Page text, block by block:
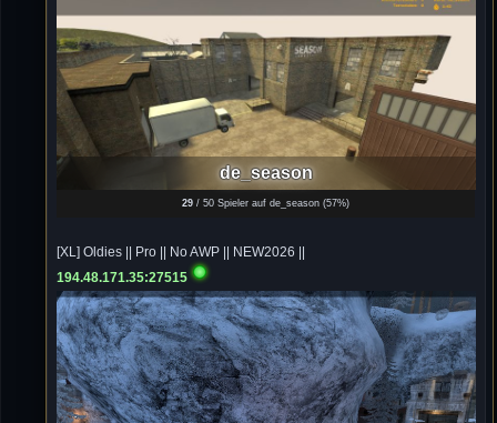
DieWildeHilde
10.07.2026 / 12:48
Happy Birthday Chickpea
Hallo meine Lieben!
Isimiyaki
10.07.2026 / 00:34
Alles gute chickpea
Mojochilla
02.07.2026 / 15:53
Was geht aaaaaaaaaaaab
de_season
29 / 50 Spieler auf de_season (57%)
[XL] Oldies || Pro || No AWP || NEW2026 ||
194.48.171.35:27515